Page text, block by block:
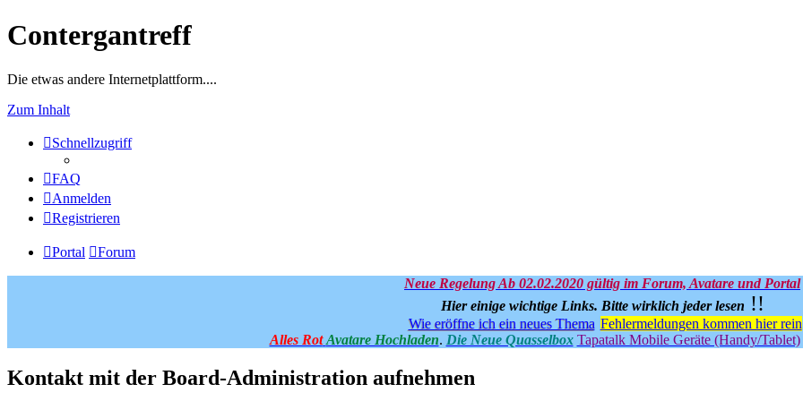
Contergantreff
Die etwas andere Internetplattform....
Zum Inhalt
Schnellzugriff
FAQ
Anmelden
Registrieren
Portal Forum
Neue Regelung Ab 02.02.2020 gültig im Forum, Avatare und Portal
Hier einige wichtige Links. Bitte wirklich jeder lesen !!
Wie eröffne ich ein neues Thema Fehlermeldungen kommen hier rein
Alles Rot Avatare Hochladen. Die Neue Quasselbox Tapatalk Mobile Geräte (Handy/Tablet)
Kontakt mit der Board-Administration aufnehmen